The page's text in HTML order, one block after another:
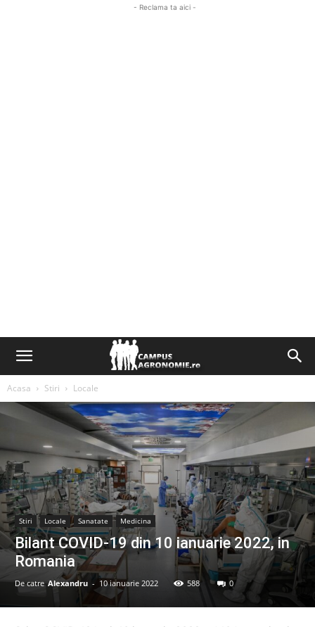
- Reclama ta aici -
Acasa Stiri Locale
Stiri Locale Sanatate Medicina
Bilant COVID-19 din 10 ianuarie 2022, in
Romania
De catre Alexandru - 10 ianuarie 2022 588 0